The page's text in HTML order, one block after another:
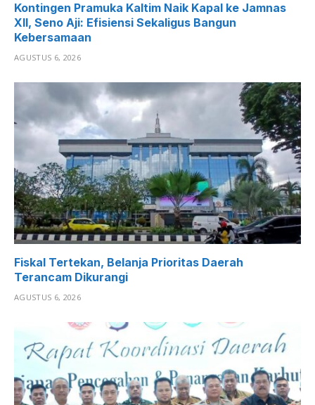
Kontingen Pramuka Kaltim Naik Kapal ke Jamnas
XII, Seno Aji: Efisiensi Sekaligus Bangun
Kebersamaan
AGUSTUS 6, 2026
Fiskal Tertekan, Belanja Prioritas Daerah
Terancam Dikurangi
AGUSTUS 6, 2026